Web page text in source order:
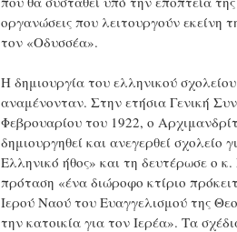
οργανώσεις που λειτουργούν
τον «Οδυσσέα».
Η δημιουργία του ελληνικού
αναμένονταν. Στην ετήσια Γενική
Φεβρουαρίου του 1922, ο
δημιουργηθεί και ανεγερθεί σχολείο
Ελληνικό ήθος» και τη δευτέρωσε ο
πρόταση «ένα διώροφο κτίριο
Ιερού Ναού του Ευαγγελισμού της
την κατοικία για τον Ιερέα». Τα